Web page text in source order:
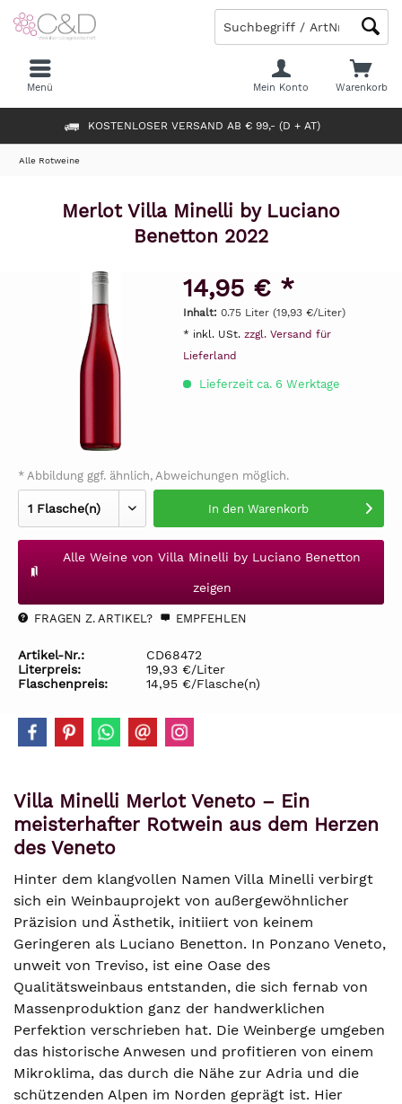
KOSTENLOSER VERSAND AB € 99,- (D + AT)
Warenkorb
Mein Konto
Menü
Alle Rotweine
Merlot Villa Minelli by Luciano
Benetton 2022
14,95 € *
Inhalt: 0.75 Liter (19,93 €/Liter)
* inkl. USt. zzgl. Versand für
Lieferland
Lieferzeit ca. 6 Werktage
* Abbildung ggf. ähnlich, Abweichungen möglich.
In den Warenkorb
Alle Weine von Villa Minelli by Luciano Benetton
zeigen
FRAGEN Z. ARTIKEL? EMPFEHLEN
Artikel-Nr.:
CD68472
Literpreis:
19,93 €/Liter
Flaschenpreis:
14,95 €/Flasche(n)
Villa Minelli Merlot Veneto – Ein
meisterhafter Rotwein aus dem Herzen
des Veneto
Hinter dem klangvollen Namen Villa Minelli verbirgt
sich ein Weinbauprojekt von außergewöhnlicher
Präzision und Ästhetik, initiiert von keinem
Geringeren als Luciano Benetton. In Ponzano Veneto,
unweit von Treviso, ist eine Oase des
Qualitätsweinbaus entstanden, die sich fernab von
Massenproduktion ganz der handwerklichen
Perfektion verschrieben hat. Die Weinberge umgeben
das historische Anwesen und profitieren von einem
Mikroklima, das durch die Nähe zur Adria und die
schützenden Alpen im Norden geprägt ist. Hier